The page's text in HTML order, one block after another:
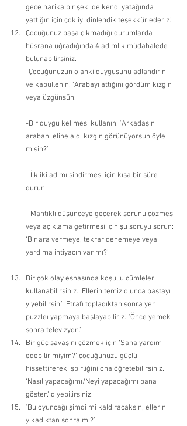
gece harika bir şekilde kendi yatağında
yattığın için çok iyi dinlendik teşekkür ederiz.’
Çocuğunuz başa çıkmadığı durumlarda
hüsrana uğradığında 4 adımlık müdahalede
bulunabilirsiniz.
-Çocuğunuzun o anki duygusunu adlandırın
ve kabullenin. ’Arabayı attığını gördüm kızgın
veya üzgünsün.
-Bir duygu kelimesi kullanın. ‘Arkadaşın
arabanı eline aldı kızgın görünüyorsun öyle
misin?’
- İlk iki adımı sindirmesi için kısa bir süre
durun.
- Mantıklı düşünceye geçerek sorunu çözmesi
veya açıklama getirmesi için şu soruyu sorun:
‘Bir ara vermeye, tekrar denemeye veya
yardıma ihtiyacın var mı?’
Bir çok olay esnasında koşullu cümleler
kullanabilirsiniz. ‘Ellerin temiz olunca pastayı
yiyebilirsin.’ ‘Etrafı topladıktan sonra yeni
puzzleı yapmaya başlayabiliriz.’ ‘Önce yemek
sonra televizyon.’
Bir güç savaşını çözmek için ‘Sana yardım
edebilir miyim?’ çocuğunuzu güçlü
hissettirerek işbirliğini ona öğretebilirsiniz.
‘Nasıl yapacağımı/Neyi yapacağımı bana
göster.’ diyebilirsiniz.
‘Bu oyuncağı şimdi mi kaldıracaksın, ellerini
yıkadıktan sonra mı?’